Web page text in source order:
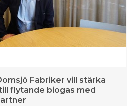
Fabriker vill stärka
flytande biogas med